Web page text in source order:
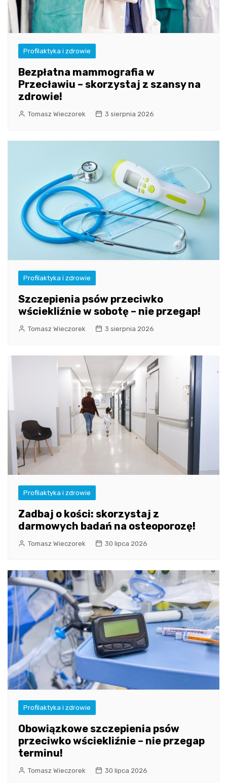
Profilaktyka i zdrowie
Bezpłatna mammografia w
Przecławiu – skorzystaj z szansy na
zdrowie!
Tomasz Wieczorek 3 sierpnia 2026
Profilaktyka i zdrowie
Szczepienia psów przeciwko
wściekliźnie w sobotę – nie przegap!
Tomasz Wieczorek 3 sierpnia 2026
Profilaktyka i zdrowie
Zadbaj o kości: skorzystaj z
darmowych badań na osteoporozę!
Tomasz Wieczorek 30 lipca 2026
Profilaktyka i zdrowie
Obowiązkowe szczepienia psów
przeciwko wściekliźnie – nie przegap
terminu!
Tomasz Wieczorek 30 lipca 2026